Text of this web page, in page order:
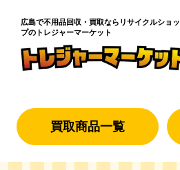
広島で不用品回収・買取なら リサイクルショッ
プのトレジャーマーケット
買取商品一覧